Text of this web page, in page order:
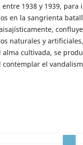
1938 y 1939, para
en la sangrienta
naturales y
cultivada, se
el